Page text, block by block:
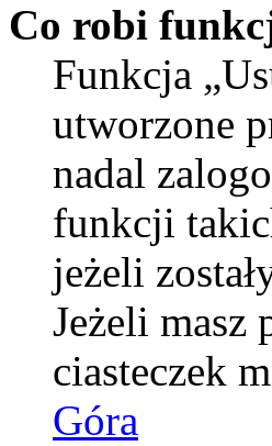
Co robi
Funkcja
utworzone
nadal
funkcji
jeżeli
Jeżeli masz
ciasteczek
Góra